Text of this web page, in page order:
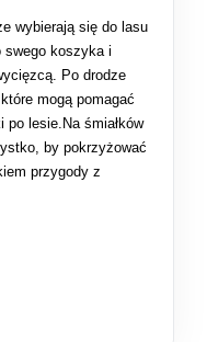
wybierają się do lasu
swego koszyka i
Po drodze
mogą pomagać
po lesie.Na śmiałków
by pokrzyżować
przygody z